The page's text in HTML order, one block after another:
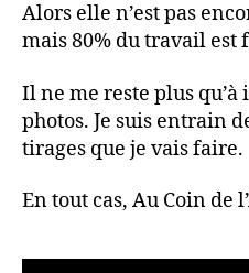
Alors elle n’est pas
mais 80% du travail est
Il ne me reste plus
photos. Je suis entrain
tirages que je vais faire.
En tout cas, Au Coin de